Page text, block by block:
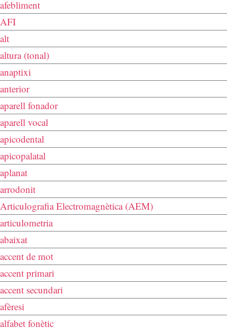
afebliment
AFI
alt
altura (tonal)
anaptixi
anterior
aparell fonador
aparell vocal
apicodental
apicopalatal
aplanat
arrodonit
Articulografia Electromagnètica (AEM)
articulometria
abaixat
accent de mot
accent primari
accent secundari
afèresi
alfabet fonètic